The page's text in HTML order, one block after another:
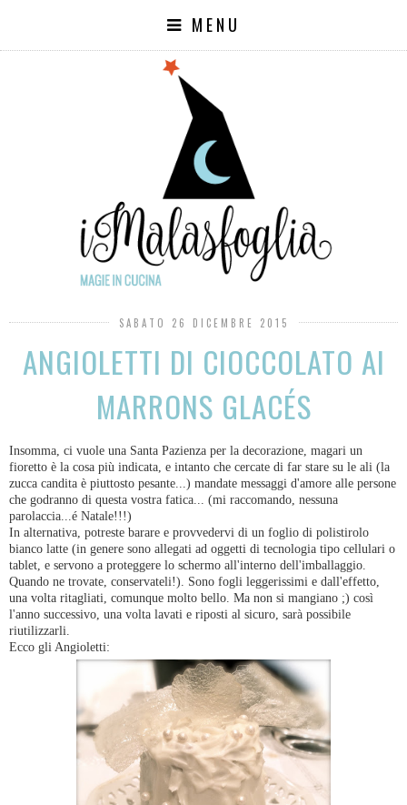
MENU
SABATO 26 DICEMBRE 2015
ANGIOLETTI DI CIOCCOLATO AI
MARRONS GLACÉS
Insomma, ci vuole una Santa Pazienza per la decorazione, magari un
fioretto è la cosa più indicata, e intanto che cercate di far stare su le ali (la
zucca candita è piuttosto pesante...) mandate messaggi d'amore alle persone
che godranno di questa vostra fatica... (mi raccomando, nessuna
parolaccia...é Natale!!!)
In alternativa, potreste barare e provvedervi di un foglio di polistirolo
bianco latte (in genere sono allegati ad oggetti di tecnologia tipo cellulari o
tablet, e servono a proteggere lo schermo all'interno dell'imballaggio.
Quando ne trovate, conservateli!). Sono fogli leggerissimi e dall'effetto,
una volta ritagliati, comunque molto bello. Ma non si mangiano ;) così
l'anno successivo, una volta lavati e riposti al sicuro, sarà possibile
riutilizzarli.
Ecco gli Angioletti: